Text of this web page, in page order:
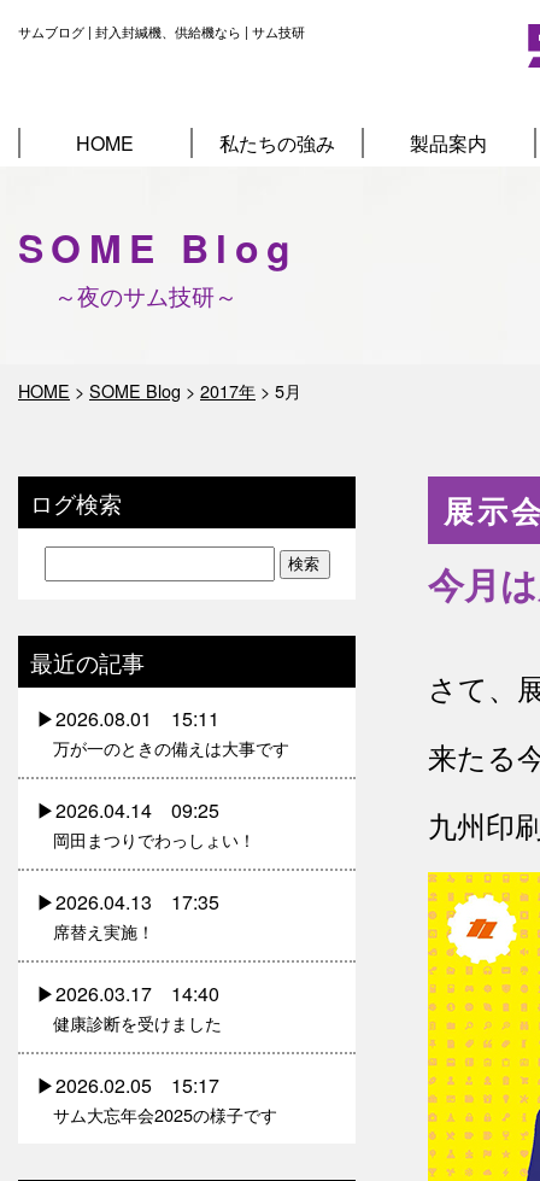
サムブログ | 封入封緘機、供給機なら | サム技研
HOME 私たちの強み 製品案内
SOME Blog
～夜のサム技研～
HOME > SOME Blog > 2017年 > 5月
展示
今月
さて、
来たる
九州印
ログ検索
最近の記事
2026.08.01 15:11
万が一のときの備えは大事です
2026.04.14 09:25
岡田まつりでわっしょい！
2026.04.13 17:35
席替え実施！
2026.03.17 14:40
健康診断を受けました
2026.02.05 15:17
サム大忘年会2025の様子です